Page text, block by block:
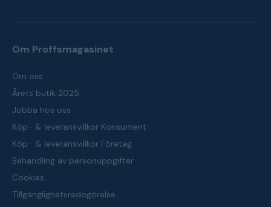
Om Proffsmagasinet
Om oss
Årets butik 2025
Jobba hos oss
Köp- & leveransvillkor Konsument
Köp- & leveransvillkor Företag
Behandling av personuppgifter
Cookies
Tillgänglighetsredogörelse